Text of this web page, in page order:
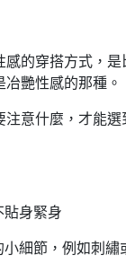
感的穿搭方式，是
艷性感的那種。
注意什麼，才能選
貼身緊身
小細節，例如刺繡